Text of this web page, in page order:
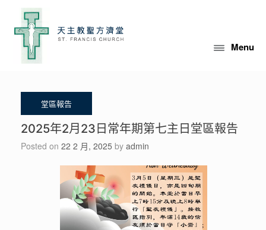
content
Menu
2025年2月23日常年期第七主日堂區報告
Posted on 22 2 月, 2025 by admin